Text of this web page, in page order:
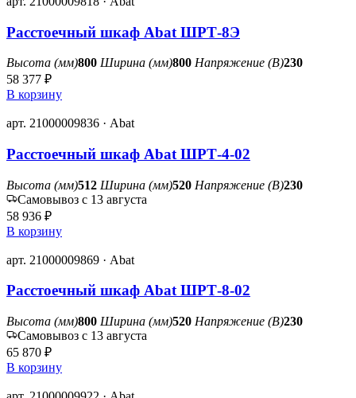
Расстоечный шкаф Abat ШРТ-8Э
Высота (мм)800 Ширина (мм)800 Напряжение (В)230
58 377 ₽
В корзину
арт. 21000009836 · Abat
Расстоечный шкаф Abat ШРТ-4-02
Высота (мм)512 Ширина (мм)520 Напряжение (В)230
Самовывоз с 13 августа
58 936 ₽
В корзину
арт. 21000009869 · Abat
Расстоечный шкаф Abat ШРТ-8-02
Высота (мм)800 Ширина (мм)520 Напряжение (В)230
Самовывоз с 13 августа
65 870 ₽
В корзину